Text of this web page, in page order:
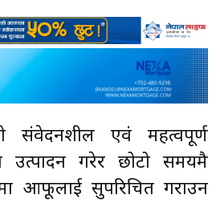
संवेदनशील एवं महत्वपूर्ण
उत्पादन गरेर छोटो समयमै
आफूलाई सुपरिचित गराउन